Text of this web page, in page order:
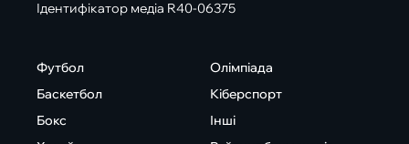
Ідентифікатор медіа R40-06375
Футбол
Баскетбол
Бокс
Олімпіада
Кіберспорт
Інші